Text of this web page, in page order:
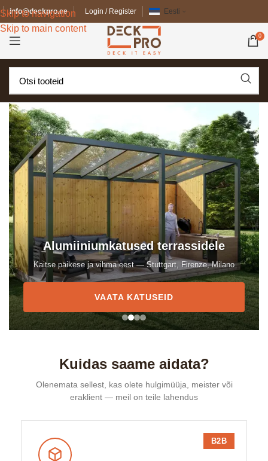
Skip to navigation
Skip to main content
info@deckpro.ee Login / Register Eesti
0
Alumiiniumkatused terrassidele
Kaitse päikese ja vihma eest — Stuttgart, Firenze, Milano
VAATA KATUSEID
Kuidas saame aidata?
Olenemata sellest, kas olete hulgimüüja, meister või
eraklient — meil on teile lahendus
B2B